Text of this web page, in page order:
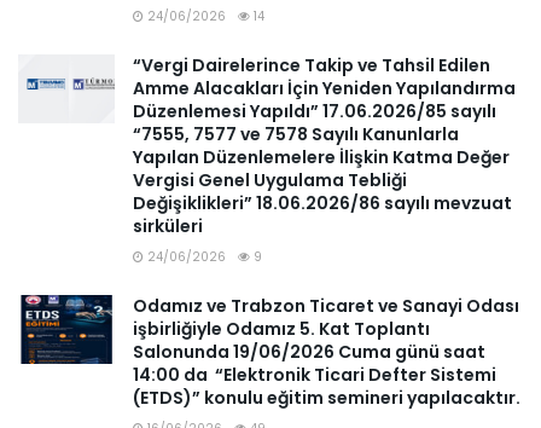
24/06/2026 14
“Vergi Dairelerince Takip ve Tahsil Edilen
Amme Alacakları İçin Yeniden Yapılandırma
Düzenlemesi Yapıldı” 17.06.2026/85 sayılı
“7555, 7577 ve 7578 Sayılı Kanunlarla
Yapılan Düzenlemelere İlişkin Katma Değer
Vergisi Genel Uygulama Tebliği
Değişiklikleri” 18.06.2026/86 sayılı mevzuat
sirküleri
24/06/2026 9
Odamız ve Trabzon Ticaret ve Sanayi Odası
işbirliğiyle Odamız 5. Kat Toplantı
Salonunda 19/06/2026 Cuma günü saat
14:00 da “Elektronik Ticari Defter Sistemi
(ETDS)” konulu eğitim semineri yapılacaktır.